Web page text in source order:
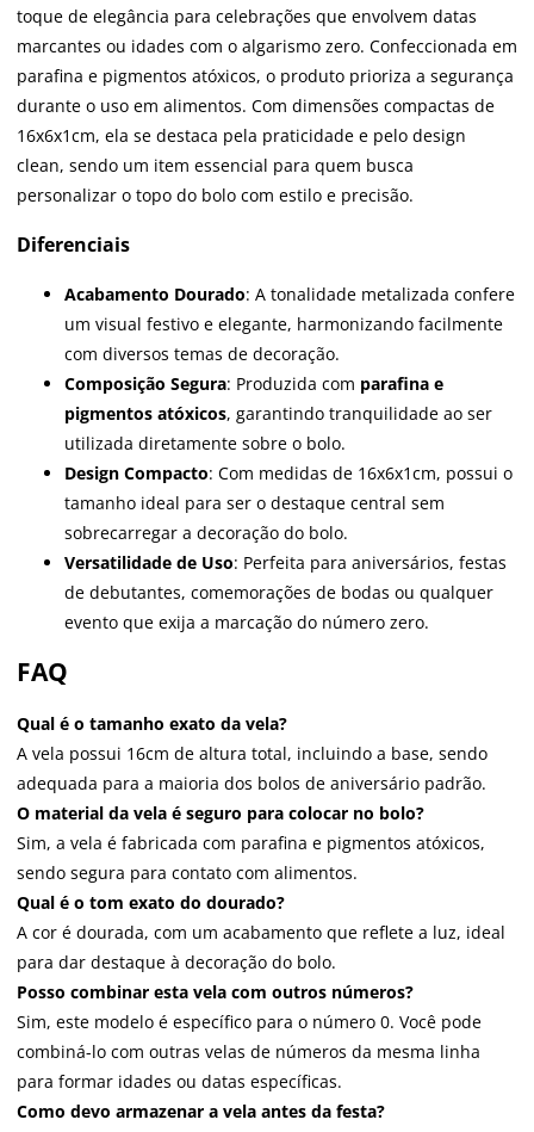
toque de elegância para celebrações que envolvem datas
marcantes ou idades com o algarismo zero. Confeccionada em
parafina e pigmentos atóxicos, o produto prioriza a segurança
durante o uso em alimentos. Com dimensões compactas de
16x6x1cm, ela se destaca pela praticidade e pelo design
clean, sendo um item essencial para quem busca
personalizar o topo do bolo com estilo e precisão.
Diferenciais
Acabamento Dourado: A tonalidade metalizada confere
um visual festivo e elegante, harmonizando facilmente
com diversos temas de decoração.
Composição Segura: Produzida com parafina e
pigmentos atóxicos, garantindo tranquilidade ao ser
utilizada diretamente sobre o bolo.
Design Compacto: Com medidas de 16x6x1cm, possui o
tamanho ideal para ser o destaque central sem
sobrecarregar a decoração do bolo.
Versatilidade de Uso: Perfeita para aniversários, festas
de debutantes, comemorações de bodas ou qualquer
evento que exija a marcação do número zero.
FAQ
Qual é o tamanho exato da vela?
A vela possui 16cm de altura total, incluindo a base, sendo
adequada para a maioria dos bolos de aniversário padrão.
O material da vela é seguro para colocar no bolo?
Sim, a vela é fabricada com parafina e pigmentos atóxicos,
sendo segura para contato com alimentos.
Qual é o tom exato do dourado?
A cor é dourada, com um acabamento que reflete a luz, ideal
para dar destaque à decoração do bolo.
Posso combinar esta vela com outros números?
Sim, este modelo é específico para o número 0. Você pode
combiná-lo com outras velas de números da mesma linha
para formar idades ou datas específicas.
Como devo armazenar a vela antes da festa?